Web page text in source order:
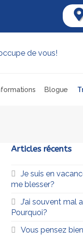
Blogue
Articles récents
Je suis en
me blesser?
J’ai souvent mal
Pourquoi?
Vous pensez